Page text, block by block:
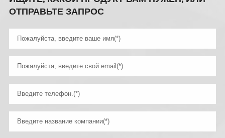
ОТПРАВЬТЕ ЗАПРОС